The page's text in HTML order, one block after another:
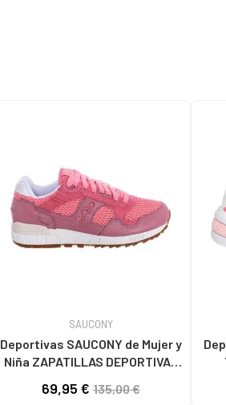
SAUCONY
Deportivas SAUCONY de Mujer y
Niña ZAPATILLAS DEPORTIVAS
S60719 HOMBRE ROSA
69,95 €135,00 €